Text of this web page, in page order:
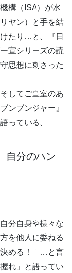
構（ISA）が水
ヤン）と手を結
たり…と、『日
宣シリーズの読
思想に刺さった
してご皇室のあ
ンブンジャー』
っている、
自分のハン
分自身や様々な
を他人に委ねる
決める！！…と言
れ」と語ってい